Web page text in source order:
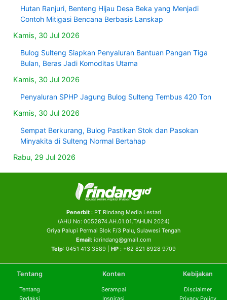
Hutan Ranjuri, Benteng Hijau Desa Beka yang Menjadi
Contoh Mitigasi Bencana Berbasis Lanskap
Kamis, 30 Jul 2026
Bulog Sulteng Siapkan Penyaluran Bantuan Pangan Tiga
Bulan, Beras Jadi Komoditas Utama
Kamis, 30 Jul 2026
Penyaluran SPHP Jagung Bulog Sulteng Tembus 420 Ton
Kamis, 30 Jul 2026
Sempat Berkurang, Bulog Pastikan Stok dan Pasokan
Minyakita di Sulteng Normal Bertahap
Rabu, 29 Jul 2026
Penerbit: PT Rindang Media Lestari
(AHU No: 0052874.AH.01.01.TAHUN 2024)
Griya Palupi Permai Blok F/3 Palu, Sulawesi Tengah
Email: idrindang@gmail.com
Telp: 0451 413 3589 | HP : +62 821 8928 9709
Tentang
Tentang
Konten
Serampai
Kebijakan
Disclaimer